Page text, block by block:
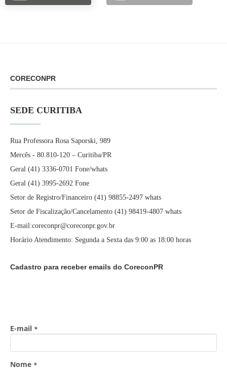
CORECONPR
SEDE CURITIBA
Rua Professora Rosa Saporski, 989
Mercês - 80.810-120 – Curitiba/PR
Geral (41) 3336-0701 Fone/whats
Geral (41) 3995-2692 Fone
Setor de Registro/Financeiro (41) 98855-2497 whats
Setor de Fiscalização/Cancelamento (41) 98419-4807 whats
E-mail:coreconpr@coreconpr.gov.br
Horário Atendimento: Segunda a Sexta das 9:00 as 18:00 horas
Cadastro para receber emails do CoreconPR